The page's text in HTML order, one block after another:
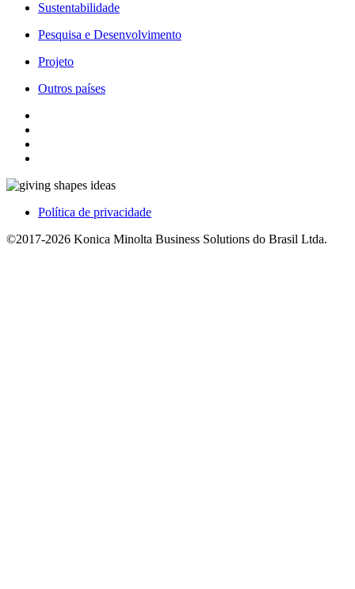
Sustentabilidade
Pesquisa e Desenvolvimento
Projeto
Outros países
Política de privacidade
©2017-2026 Konica Minolta Business Solutions do Brasil Ltda.